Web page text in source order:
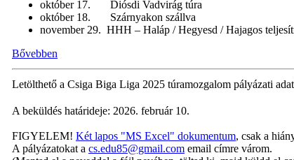
október 17. Diósdi Vadvirág túra
október 18. Szárnyakon szállva
november 29. HHH – Haláp / Hegyesd / Hajagos
Bővebben
Letölthető a Csiga Biga Liga 2025 túramozgalom pályázati
A beküldés határideje: 2026. február 10.
FIGYELEM! Két lapos "MS Excel" dokumentum, csak a
A pályázatokat a cs.edu85@gmail.com email címre várom.